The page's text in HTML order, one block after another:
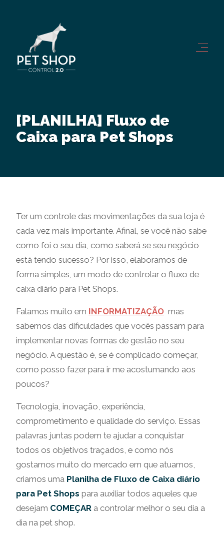
[PLANILHA] Fluxo de
Caixa para Pet Shops
Ter um controle das movimentações da sua loja é
cada vez mais importante. Afinal, se você não sabe
como foi o seu dia, como saberá se seu negócio
está tendo sucesso? Por isso, elaboramos de
forma simples, um modo de controlar o fluxo de
caixa diário para Pet Shops.
Falamos muito em INFORMATIZAÇÃO mas
sabemos das dificuldades que vocês passam para
implementar novas formas de gestão no seu
negócio. A questão é, se é complicado começar,
como posso fazer para ir me acostumando aos
poucos?
Tecnologia, inovação, experiência,
comprometimento e qualidade do serviço. Essas
palavras juntas podem te ajudar a conquistar
todos os objetivos traçados, e como nós
gostamos muito do mercado em que atuamos,
criamos uma Planilha de Fluxo de Caixa diário
para Pet Shops para auxiliar todos aqueles que
desejam COMEÇAR a controlar melhor o seu dia a
dia na pet shop.